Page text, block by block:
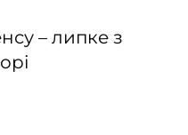
– липке з